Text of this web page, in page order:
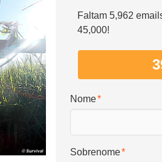
Faltam 5,962
45,000!
Nome
Sobrenome